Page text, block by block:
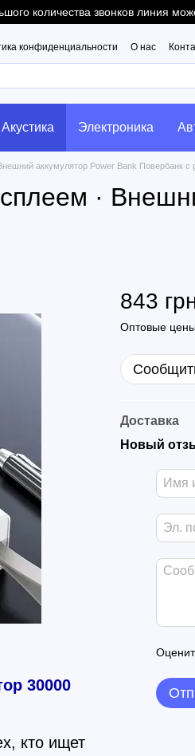
количества звонков линия
конфиденциальности О нас
Акустика Электроника
аккумулятор Power Bank Повербанк
·
30000
кто ищет
843
Оптовые
Доставка
Новый